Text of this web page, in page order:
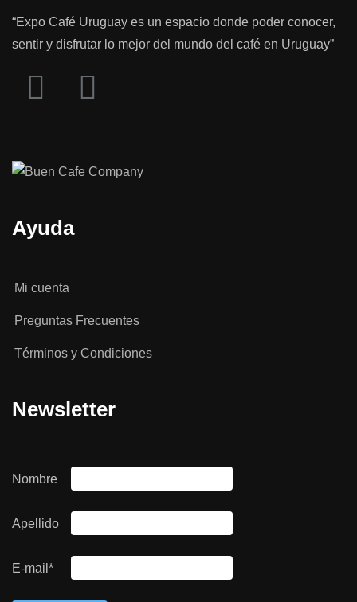
“Expo Café Uruguay es un espacio donde poder conocer,
sentir y disfrutar lo mejor del mundo del café en Uruguay”
Ayuda
Mi cuenta
Preguntas Frecuentes
Términos y Condiciones
Newsletter
Nombre
Apellido
E-mail*